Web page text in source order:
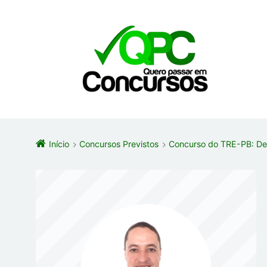
Início Concursos Previstos Concurso do TRE-PB: